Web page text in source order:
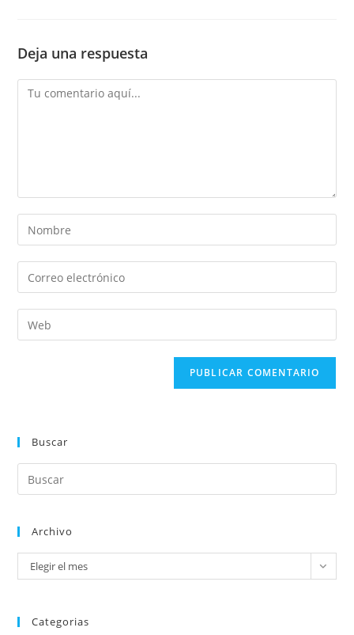
Deja una respuesta
Buscar
Archivo
Elegir el mes
Categorias